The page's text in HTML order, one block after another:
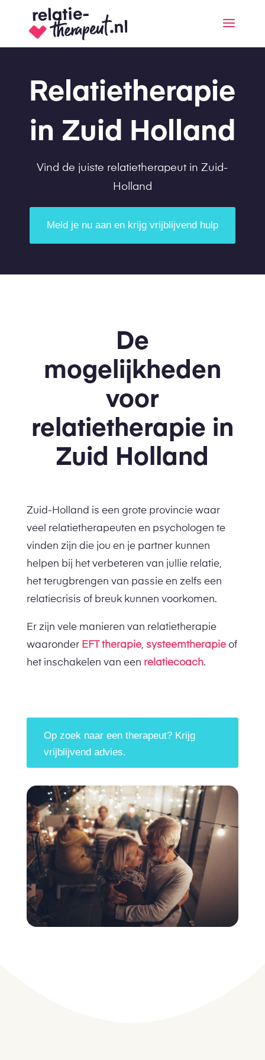
Relatietherapie
in Zuid Holland
Vind de juiste relatietherapeut in Zuid-
Holland
Meld je nu aan en krijg vrijblijvend hulp
De
mogelijkheden
voor
relatietherapie in
Zuid Holland
Zuid-Holland is een grote provincie waar
veel relatietherapeuten en psychologen te
vinden zijn die jou en je partner kunnen
helpen bij het verbeteren van jullie relatie,
het terugbrengen van passie en zelfs een
relatiecrisis of breuk kunnen voorkomen.
Er zijn vele manieren van relatietherapie
waaronder EFT therapie, systeemtherapieof
het inschakelen van een relatiecoach.
Op zoek naar een therapeut? Krijg
vrijblijvend advies.